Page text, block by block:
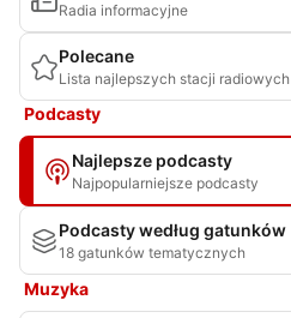
Radia informacyjne
Polecane
Lista najlepszych stacji radiowych
Podcasty
Najlepsze podcasty
Najpopularniejsze podcasty
Podcasty według gatunków
18 gatunków tematycznych
Muzyka